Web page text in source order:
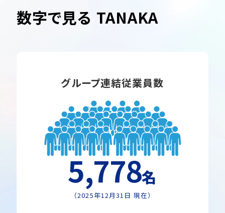
数字で見る TANAKA
グループ連結従業員数
5,778名
（2025年12月31日 現在）